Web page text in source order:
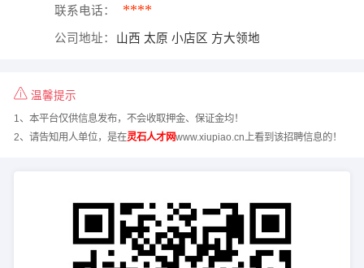
联系电话： ****
公司地址： 山西 太原 小店区 方大领地
温馨提示
1、本平台仅供信息发布，不会收取押金、保证金均！
2、请告知用人单位，是在灵石人才网www.xiupiao.cn上看到该招聘信息的！